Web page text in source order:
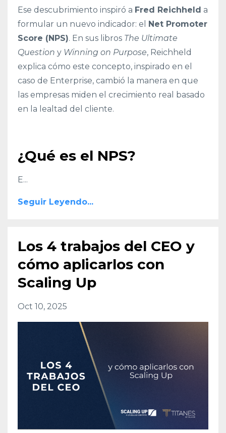
Ese descubrimiento inspiró a Fred Reichheld a
formular un nuevo indicador: el
Net Promoter
Score (NPS). En sus libros The Ultimate
Question y Winning on Purpose, Reichheld
explica cómo este concepto, inspirado en el
caso de Enterprise, cambió la manera en que
las empresas miden el crecimiento real basado
en la lealtad del cliente.
¿Qué es el NPS?
E...
Seguir Leyendo...
Los 4 trabajos del CEO y
cómo aplicarlos con
Scaling Up
Oct 10, 2025